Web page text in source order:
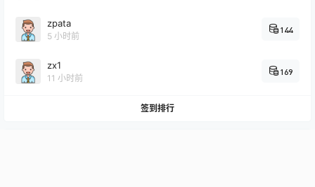
zpata
5 小时前
144
zx1
11 小时前
169
签到排行